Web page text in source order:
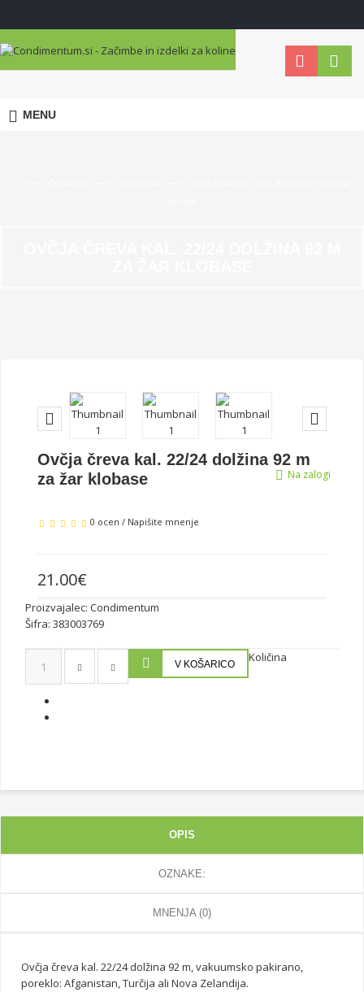
MENU
Ovčja čreva kal. 22/24 dolžina 92 m
za žar klobase
0 ocen / Napišite mnenje
21.00€
Na zalogi
Proizvajalec: Condimentum
Šifra: 383003769
Količina
V KOŠARICO
OPIS
OZNAKE:
MNENJA (0)
Ovčja čreva kal. 22/24 dolžina 92 m, vakuumsko pakirano,
poreklo: Afganistan, Turčija ali Nova Zelandija.